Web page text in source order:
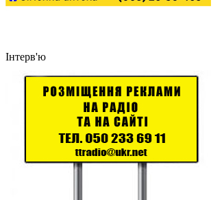
Інтерв'ю